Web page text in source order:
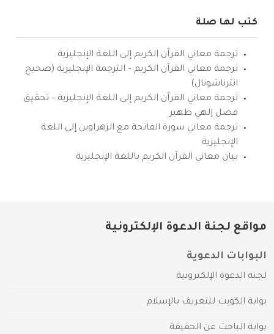
كتب لها صلة
ترجمة معاني القرآن الكريم إلى اللغة الإنجليزية
ترجمة معاني القرآن الكريم – الترجمة الإنجليزية (صحيح
انترناشونال)
ترجمة معاني القرآن الكريم إلى اللغة الإنجليزية – تحقيق
فضل إلهي ظهير
ترجمة معاني سورة الفاتحة مع الزهراوين إلى اللغة
الإنجليزية
بيان معاني القرآن الكريم باللغة الإنجليزية
مواقع لجنة الدعوة الإلكترونية
البوابات الدعوية
لجنة الدعوة الإلكترونية
بوابة الكويت للتعريف بالإسلام
بوابة الباحث عن الحقيقة